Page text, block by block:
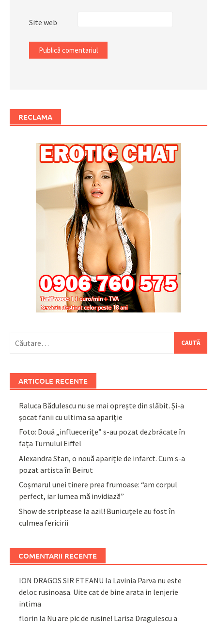
Site web
RECLAMA
după:
ARTICOLE RECENTE
Raluca Bădulescu nu se mai oprește din slăbit. Și-a
șocat fanii cu ultima sa apariție
Foto: Două „influecerițe” s-au pozat dezbrăcate în
fața Turnului Eiffel
Alexandra Stan, o nouă apariție de infarct. Cum s-a
pozat artista în Beirut
Coșmarul unei tinere prea frumoase: “am corpul
perfect, iar lumea mă invidiază”
Show de striptease la azil! Bunicuțele au fost în
culmea fericirii
COMENTARII RECENTE
ION DRAGOS SIR ETEANU la Lavinia Parva nu este
deloc rusinoasa. Uite cat de bine arata in lenjerie
intima
florin la Nu are pic de rusine! Larisa Dragulescu a